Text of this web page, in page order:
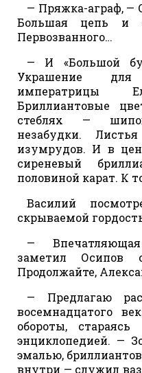
— Пряжка-аграф, —
Большая цепь и
Первозванного…
— И «Большой
Украшение
императрицы
Бриллиантовые
стеблях —
незабудки.
изумрудов. И в
сиреневый
половиной карат. К
Василий
скрываемой
—
заметил Осипов
Продолжайте,
— Предлагаю
восемнадцатого
обороты,
энциклопедией. —
эмалью,
внутри — служил